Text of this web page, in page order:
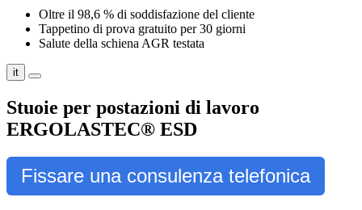
Oltre il 98,6 % di soddisfazione del cliente
Tappetino di prova gratuito per 30 giorni
Salute della schiena AGR testata
it
Stuoie per postazioni di lavoro
ERGOLASTEC® ESD
Fissare una consulenza telefonica